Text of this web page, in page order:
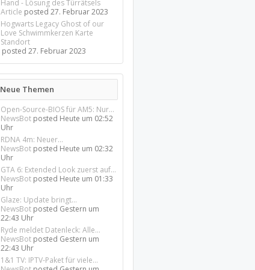
Hand - Lösung des Türrätsels
Article posted27. Februar 2023
Hogwarts Legacy Ghost of our
Love Schwimmkerzen Karte
Standort
posted27. Februar 2023
Neue Themen
Open-Source-BIOS für AM5: Nur...
NewsBot posted Heute um 02:52
Uhr
RDNA 4m: Neuer...
NewsBot posted Heute um 02:32
Uhr
GTA 6: Extended Look zuerst auf...
NewsBot posted Heute um 01:33
Uhr
Glaze: Update bringt...
NewsBot posted Gestern um
22:43 Uhr
Ryde meldet Datenleck: Alle...
NewsBot posted Gestern um
22:43 Uhr
1&1 TV: IPTV-Paket für viele...